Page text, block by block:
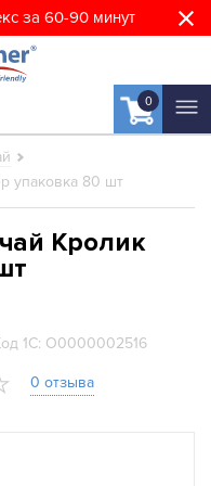
за 60-90 минут
0
упаковка 80 шт
Кролик
1С: О0000002516
0 отзыва